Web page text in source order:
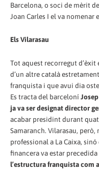
Barcelona, o soci de mèrit
Joan Carles I el va nomenar
Els Vilarasau
Tot aquest recorregut d’èxit
d’un altre català
franquista i que avui dia
Es tracta del barceloní
ja va ser designat director
acabar presidint durant
Samaranch. Vilarasau,
professional a La Caixa,
financera va estar precedida
l’estructura franquista com